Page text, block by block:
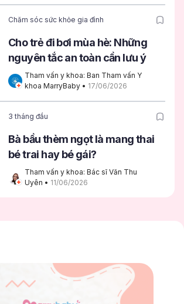
Chăm sóc sức khỏe gia đình
Cho trẻ đi bơi mùa hè: Những
nguyên tắc an toàn cần lưu ý
Tham vấn y khoa: Ban Tham vấn Y
khoa MarryBaby • 17/06/2026
3 tháng đầu
Bà bầu thèm ngọt là mang thai
bé trai hay bé gái?
Tham vấn y khoa: Bác sĩ Văn Thu
Uyên • 11/06/2026